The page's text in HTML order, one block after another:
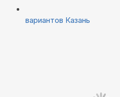
вариантов Казань